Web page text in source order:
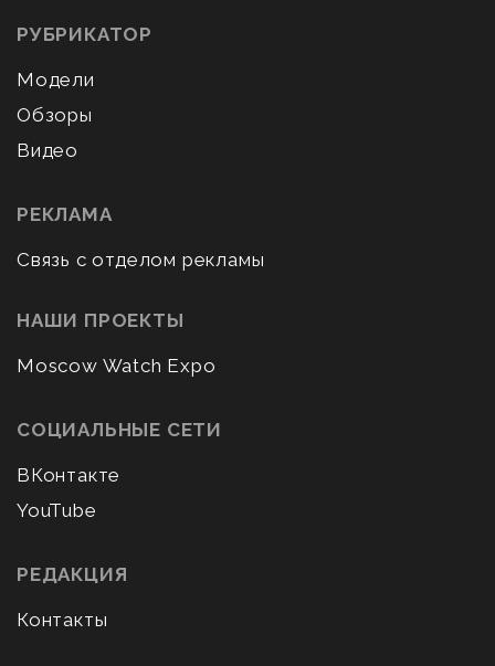
РУБРИКАТОР
Модели
Обзоры
Видео
РЕКЛАМА
Связь с отделом рекламы
НАШИ ПРОЕКТЫ
Moscow Watch Expo
СОЦИАЛЬНЫЕ СЕТИ
ВКонтакте
YouTube
РЕДАКЦИЯ
Контакты